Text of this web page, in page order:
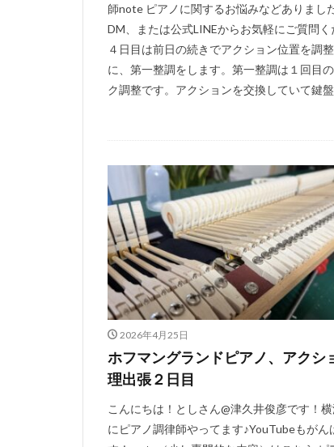
師note ピアノに関するお悩みなどありまし
DM、または公式LINEからお気軽にご質問く
４日目は前日の続きでアクション位置を調
に、第一整調をします。第一整調は１回目
ク調整です。アクションを交換していて鍵
2026年4月25日
ホフマングランドピアノ、アクシ
理出張２日目
こんにちは！としさん@津久井俊彦です！
にピアノ調律師やってます♪YouTubeもがん